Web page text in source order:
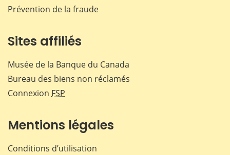
Prévention de la fraude
Sites affiliés
Musée de la Banque du Canada
Bureau des biens non réclamés
Connexion FSP
Mentions légales
Conditions d’utilisation